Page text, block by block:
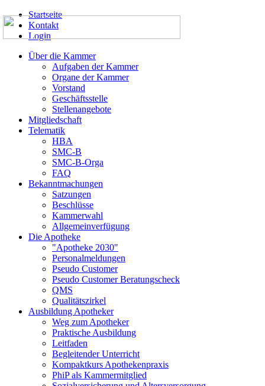
Startseite
Kontakt
Login
Über die Kammer
Aufgaben der Kammer
Organe der Kammer
Vorstand
Geschäftsstelle
Stellenangebote
Mitgliedschaft
Telematik
HBA
SMC-B
SMC-B-Orga
FAQ
Bekanntmachungen
Satzungen
Beschlüsse
Kammerwahl
Allgemeinverfügung
Die Apotheke
"Apotheke 2030"
Personalmeldungen
Pseudo Customer
Pseudo Customer Beratungscheck
QMS
Qualitätszirkel
Ausbildung Apotheker
Weg zum Apotheker
Praktische Ausbildung
Leitfaden
Begleitender Unterricht
Kompaktkurs Apothekenpraxis
PhiP als Kammermitglied